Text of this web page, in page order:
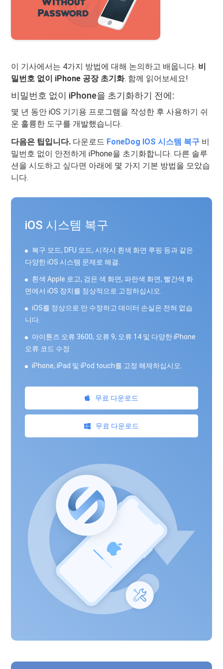
이 기사에서는 4가지 방법에 대해 논의하고 배웁니다. 비
밀번호 없이 iPhone 공장 초기화. 함께 읽어보세요!
비밀번호 없이 iPhone을 초기화하기 전에:
몇 년 동안 iOS 기기용 프로그램을 작성한 후 사용하기 쉬
운 훌륭한 도구를 개발했습니다.
다음은 팁입니다. 다운로드 FoneDog IOS 시스템 복구 비
밀번호 없이 안전하게 iPhone을 초기화합니다. 다른 솔루
션을 시도하고 싶다면 아래에 몇 가지 기본 방법을 모았습
니다.
iOS 시스템 복구
복구 모드, DFU 모드, 시작시 흰색 화면 루핑 등과 같은
다양한 iOS 시스템 문제로 해결.
흰색 Apple 로고, 검은 색 화면, 파란색 화면, 빨간색 화
면에서 iOS 장치를 정상적으로 고정하십시오.
iOS를 정상으로 만 수정하고 데이터 손실은 전혀 없습
니다.
아이튠즈 오류 3600, 오류 9, 오류 14 및 다양한 iPhone
오류 코드 수정
iPhone, iPad 및 iPod touch를 고정 해제하십시오.
무료 다운로드
무료 다운로드